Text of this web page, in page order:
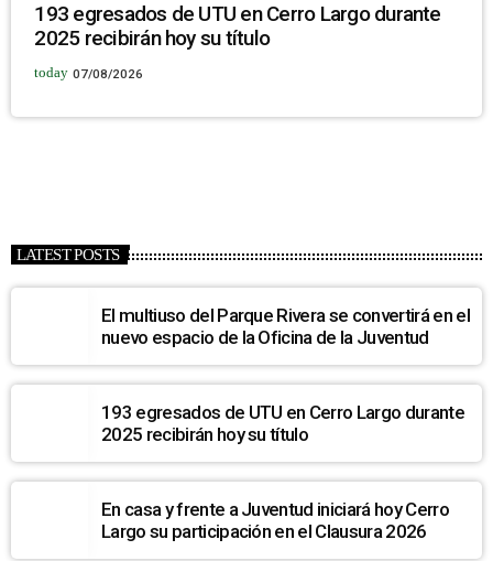
193 egresados de UTU en Cerro Largo durante
2025 recibirán hoy su título
today 07/08/2026
LATEST POSTS
El multiuso del Parque Rivera se convertirá en el
nuevo espacio de la Oficina de la Juventud
193 egresados de UTU en Cerro Largo durante
2025 recibirán hoy su título
En casa y frente a Juventud iniciará hoy Cerro
Largo su participación en el Clausura 2026